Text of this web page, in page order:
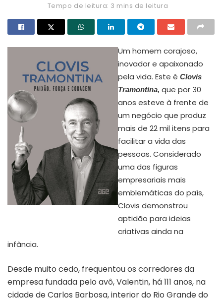
Tempo de leitura: 3 mins de leitura
Um homem corajoso,
inovador e apaixonado
pela vida. Este é Clovis
Tramontina, que por 30
anos esteve à frente de
um negócio que produz
mais de 22 mil itens para
facilitar a vida das
pessoas. Considerado
uma das figuras
empresariais mais
emblemáticas do país,
Clovis demonstrou
aptidão para ideias
criativas ainda na
infância.
Desde muito cedo, frequentou os corredores da
empresa fundada pelo avô, Valentin, há 111 anos, na
cidade de Carlos Barbosa, interior do Rio Grande do